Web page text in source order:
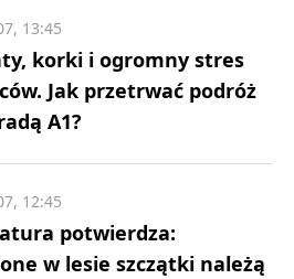
korki i ogromny stres
Jak przetrwać podróż
A1?
13:45
potwierdza:
w lesie szczątki należą
12:45